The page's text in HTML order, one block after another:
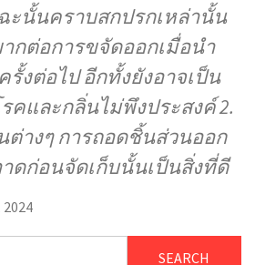
ะนั้นคราบสกปรกเหล่านั้น
กต่อการขจัดออกเมื่อนำ
รั้งต่อไป อีกทั้งยังอาจเป็น
คและกลิ่นไม่พึงประสงค์ 2.
างๆ การถอดชิ้นส่วนออก
ดก่อนจัดเก็บนั้นเป็นสิ่งที่ดี
2024